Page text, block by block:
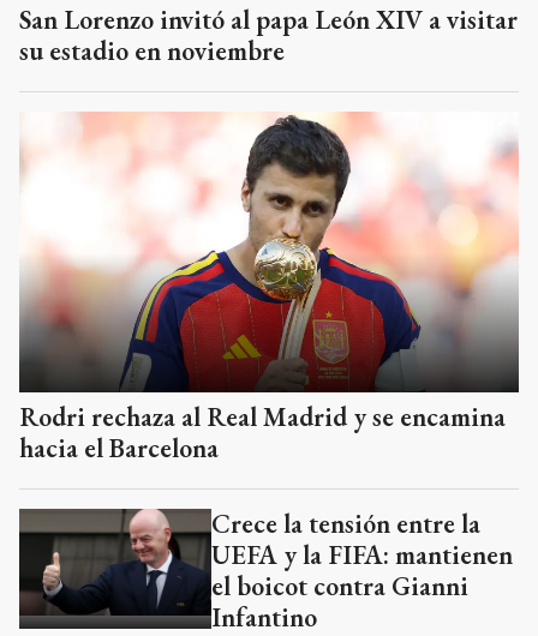
San Lorenzo invitó al papa León XIV a visitar
su estadio en noviembre
Rodri rechaza al Real Madrid y se encamina
hacia el Barcelona
Crece la tensión entre la
UEFA y la FIFA: mantienen
el boicot contra Gianni
Infantino